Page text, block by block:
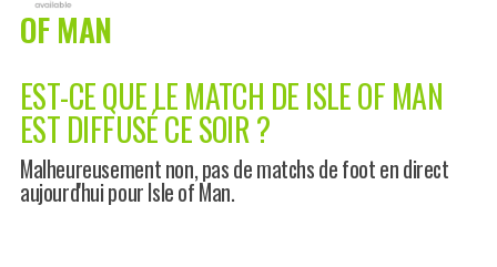
OF MAN
EST-CE QUE LE MATCH DE ISLE OF MAN
EST DIFFUSÉ CE SOIR ?
Malheureusement non, pas de matchs de foot en direct
aujourd'hui pour Isle of Man.